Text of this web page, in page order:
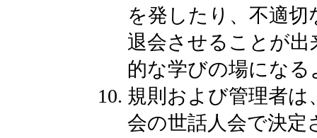
を発したり、不適
退会させることが
的な学びの場にな
規則および管理者
会の世話人会で決定